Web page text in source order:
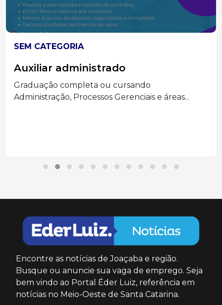
SEM CATEGORIA
Auxiliar administrado
Graduação completa ou cursando
Administração, Processos Gerenciais e áreas...
Encontre as notícias de Joaçaba e região.
Busque ou anuncie sua vaga de emprego. Seja
bem vindo ao Portal Éder Luiz, referência em
notícias no Meio-Oeste de Santa Catarina.